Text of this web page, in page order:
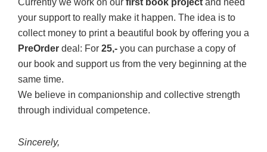
Currently we work on our first book project and need
your support to really make it happen. The idea is to
collect money to print a beautiful book by offering you a
PreOrder deal: For 25,- you can purchase a copy of
our book and support us from the very beginning at the
same time.
We believe in companionship and collective strength
through individual competence.
Sincerely,